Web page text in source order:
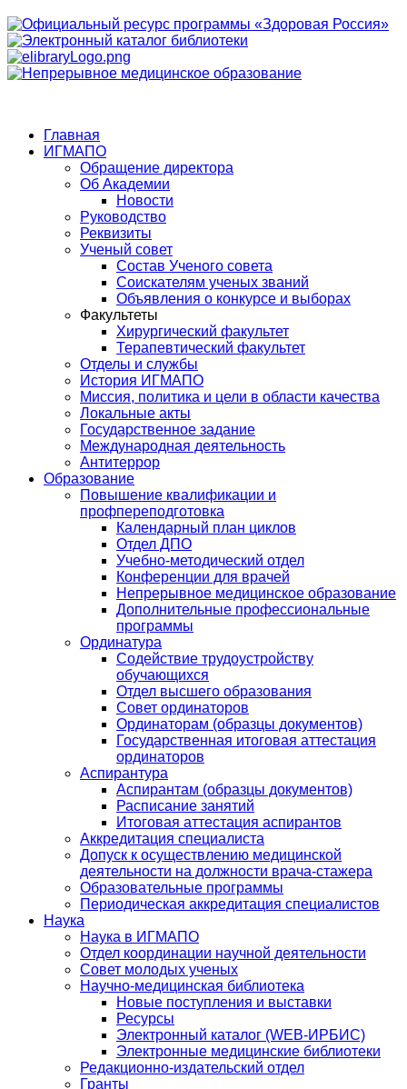
Главная
ИГМАПО
Обращение директора
Об Академии
Новости
Руководство
Реквизиты
Ученый совет
Состав Ученого совета
Соискателям ученых званий
Объявления о конкурсе и выборах
Факультеты
Хирургический факультет
Терапевтический факультет
Отделы и службы
История ИГМАПО
Миссия, политика и цели в области качества
Локальные акты
Государственное задание
Международная деятельность
Антитеррор
Образование
Повышение квалификации и
профпереподготовка
Календарный план циклов
Отдел ДПО
Учебно-методический отдел
Конференции для врачей
Непрерывное медицинское образование
Дополнительные профессиональные
программы
Ординатура
Содействие трудоустройству
обучающихся
Отдел высшего образования
Совет ординаторов
Ординаторам (образцы документов)
Государственная итоговая аттестация
ординаторов
Аспирантура
Аспирантам (образцы документов)
Расписание занятий
Итоговая аттестация аспирантов
Аккредитация специалиста
Допуск к осуществлению медицинской
деятельности на должности врача-стажера
Образовательные программы
Периодическая аккредитация специалистов
Наука
Наука в ИГМАПО
Отдел координации научной деятельности
Совет молодых ученых
Научно-медицинская библиотека
Новые поступления и выставки
Ресурсы
Электронный каталог (WEB-ИРБИС)
Электронные медицинские библиотеки
Редакционно-издательский отдел
Гранты